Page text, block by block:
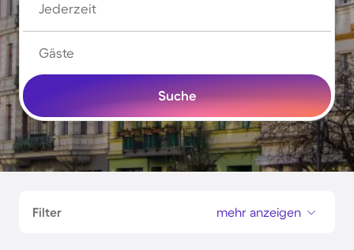
Jederzeit
Gäste
Suche
Filter mehr anzeigen